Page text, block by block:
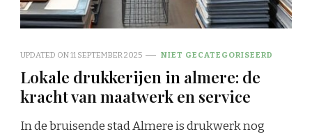
UPDATED ON11 SEPTEMBER 2025 NIET GECATEGORISEERD
Lokale drukkerijen in almere: de
kracht van maatwerk en service
In de bruisende stad Almere is drukwerk nog